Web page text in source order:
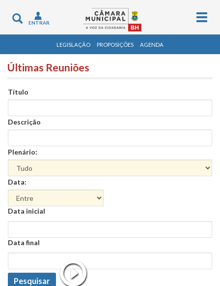
Toggle
navigation
ENTRAR
LEGISLAÇÃO PROPOSIÇÕES AGENDA
Últimas Reuniões
Título
Descrição
Plenário:
Data:
Data
Data inicial
Data
Data final
Data
Pesquisar